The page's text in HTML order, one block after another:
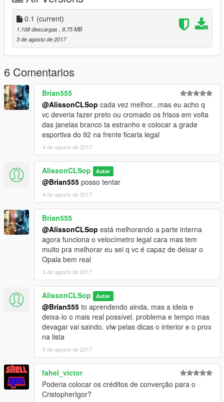
0.1 (current)
1.108 descargas, 8,75 MB
3 de agosto de 2017
6 Comentarios
Brian555
@AlissonCLSop cada vez melhor...mas eu acho q
vc deveria fazer preto ou cromado os frisos em volta
das janelas branco ta estranho e colocar a grade
esportiva do 92 na frente ficaria legal
4 de agosto de 2017
AlissonCLSop Autor
@Brian555 posso tentar
4 de agosto de 2017
Brian555
@AlissonCLSop está melhorando a parte interna
agora funciona o velocímetro legal cara mas tem
muito pra melhorar eu sei q vc é capaz de deixar o
Opala bem real
5 de agosto de 2017
AlissonCLSop Autor
@Brian555 to aprendendo ainda, mas a ideia e
deixa-lo o mais real possível. problema e tempo mas
devagar vai saindo. vlw pelas dicas o interior e o prox
na lista
5 de agosto de 2017
fahel_victor
Poderia colocar os créditos de converção para o
CristopherIgor?